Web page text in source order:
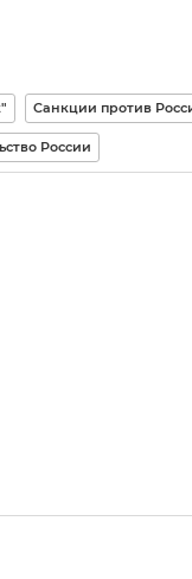
Санкции против
России